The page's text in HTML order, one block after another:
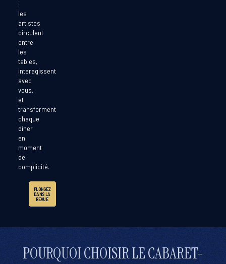
:
les
artistes
circulent
entre
les
tables,
interagissent
avec
vous,
et
transforment
chaque
dîner
en
moment
de
complicité.
PLONGEZ
DANS LA
REVUE
POURQUOI CHOISIR LE CABARET-